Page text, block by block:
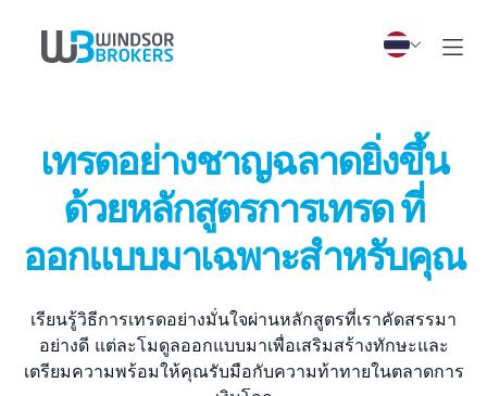
เทรดอย่างชาญฉลาดยิ่งขึ้น
ด้วยหลักสูตรการเทรด ที่
ออกแบบมาเฉพาะสำหรับคุณ
เรียนรู้วิธีการเทรดอย่างมั่นใจผ่านหลักสูตรที่เราคัดสรรมา
อย่างดี แต่ละโมดูลออกแบบมาเพื่อเสริมสร้างทักษะและ
เตรียมความพร้อมให้คุณรับมือกับความท้าทายในตลาดการ